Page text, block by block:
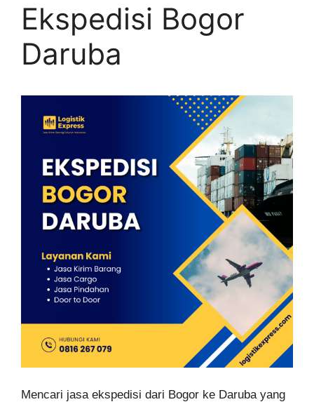
Ekspedisi Bogor
Daruba
Mencari jasa ekspedisi dari Bogor ke Daruba yang